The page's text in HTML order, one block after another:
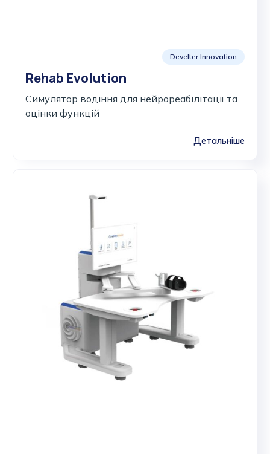
Develter Innovation
Rehab Evolution
Cимулятор водіння для нейрореабілітації та
оцінки функцій
Детальніше